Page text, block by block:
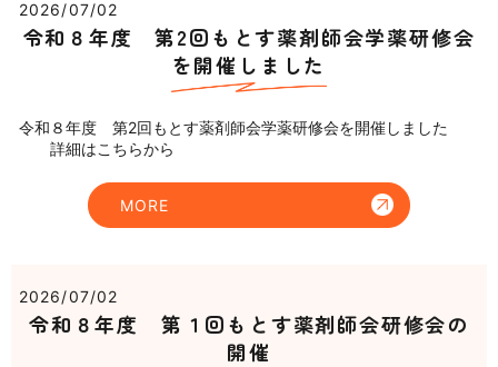
2026/07/02
令和８年度 第2回もとす薬剤師会学薬研修会
を開催しました
令和８年度 第2回もとす薬剤師会学薬研修会を開催しました
詳細はこちらから
MORE
2026/07/02
令和８年度 第１回もとす薬剤師会研修会の
開催